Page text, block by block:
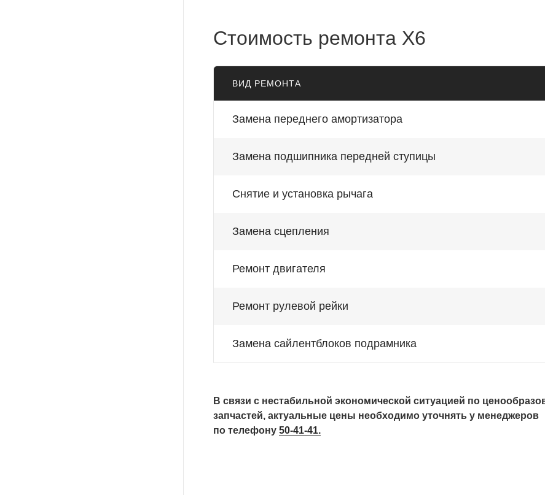
Стоимость ремонта X6
ВИД РЕМОНТА
Замена переднего амортизатора
Замена подшипника передней ступицы
Снятие и установка рычага
Замена сцепления
Ремонт двигателя
Ремонт рулевой рейки
Замена сайлентблоков подрамника
В связи с нестабильной экономической ситуацией по
запчастей, актуальные цены необходимо уточнять у менеджеров
по телефону 50-41-41.